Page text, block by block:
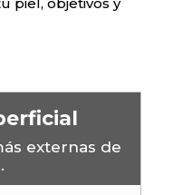
externas de